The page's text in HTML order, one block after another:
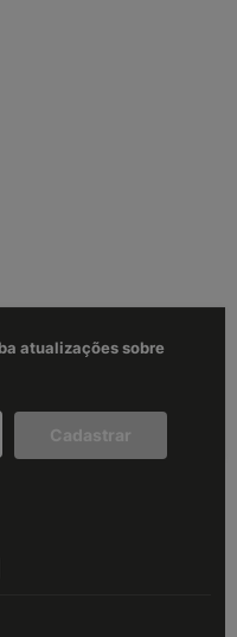
atualizações sobre
Cadastrar